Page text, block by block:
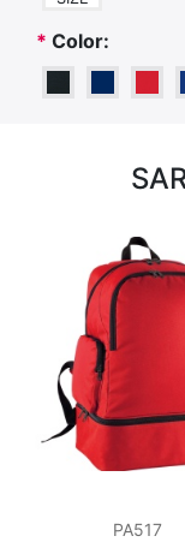
* Color:
PA517